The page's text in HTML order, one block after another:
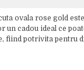
ovala rose gold
cadou ideal ce
fiind potrivita